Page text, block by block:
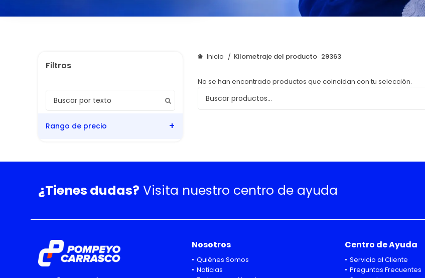
Rango de precio
Inicio Kilometraje del producto 29363
No se han encontrado productos que coincidan con tu selección.
¿Tienes dudas? Visita nuestro centro de ayuda
Nosotros
Quiénes Somos
Noticias
Centro de Ayuda
Servicio al Cliente
Preguntas Frecuentes